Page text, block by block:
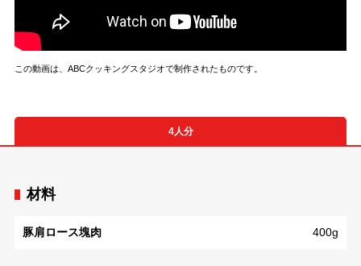
この動画は、ABCクッキングスタジオで制作されたものです。
4人分
材料
豚肩ロース塊肉 400g